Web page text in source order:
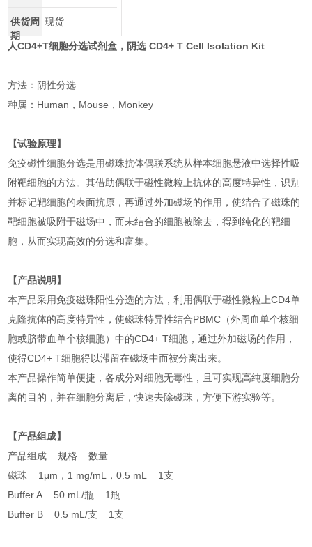
供货周
期
现货
人CD4+T细胞分选试剂盒，阴选 CD4+ T Cell Isolation Kit
方法：阴性分选
种属：Human，Mouse，Monkey
【试验原理】
免疫磁性细胞分选是用磁珠抗体偶联系统从样本细胞悬液中选择性吸
附靶细胞的方法。其借助偶联于磁性微粒上抗体的高度特异性，识别
并标记靶细胞的表面抗原，再通过外加磁场的作用，使结合了磁珠的
靶细胞被吸附于磁场中，而未结合的细胞被除去，得到纯化的靶细
胞，从而实现高效的分选和富集。
【产品说明】
本产品采用免疫磁珠阳性分选的方法，利用偶联于磁性微粒上CD4单
克隆抗体的高度特异性，使磁珠特异性结合PBMC（外周血单个核细
胞或脐带血单个核细胞）中的CD4+ T细胞，通过外加磁场的作用，
使得CD4+ T细胞得以滞留在磁场中而被分离出来。
本产品操作简单便捷，各成分对细胞无毒性，且可实现高纯度细胞分
离的目的，并在细胞分离后，快速去除磁珠，方便下游实验等。
【产品组成】
产品组成 规格 数量
磁珠 1μm，1 mg/mL，0.5 mL 1支
Buffer A 50 mL/瓶 1瓶
Buffer B 0.5 mL/支 1支